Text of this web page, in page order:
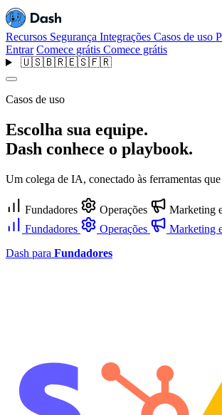
Recursos Segurança Integrações Casos de uso
Entrar Comece grátis Comece grátis
🇺🇸🇧🇷🇪🇸🇫🇷
Casos de uso
Escolha sua equipe.
Dash conhece o playbook.
Um colega de IA, conectado às ferramentas
Fundadores Operações Marketing
Fundadores
Operações Marketing
Dash para Fundadores